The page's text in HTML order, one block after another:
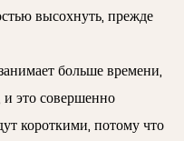
высохнуть, прежде
больше времени,
это совершенно
короткими, потому что